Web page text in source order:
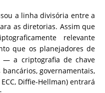
a linha divisória entre a
as diretorias. Assim que
relevante
que os planejadores de
— a criptografia de chave
governamentais,
Diffie-Hellman) entrará